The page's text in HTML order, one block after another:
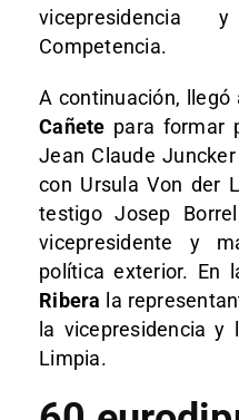
vicepresidencia
Competencia.
A continuación, llegó
Cañete para formar
Jean Claude
con Ursula Von der
testigo Josep
vicepresidente y
política exterior. En
Ribera la
la vicepresidencia y
Limpia.